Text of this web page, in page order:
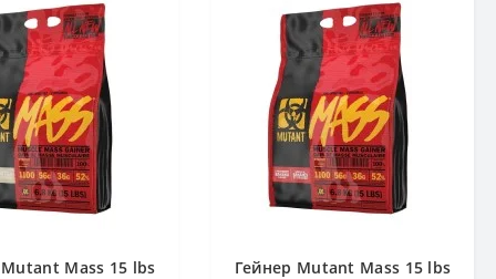
Mass 15 lbs
Гейнер Mutant Mass 15 lbs